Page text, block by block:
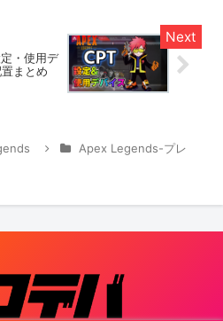
・使用デ
まとめ
Apex Legends-プレ